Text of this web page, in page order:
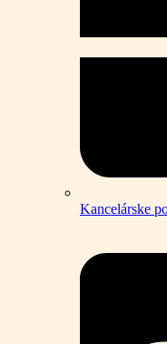
Kancelárske